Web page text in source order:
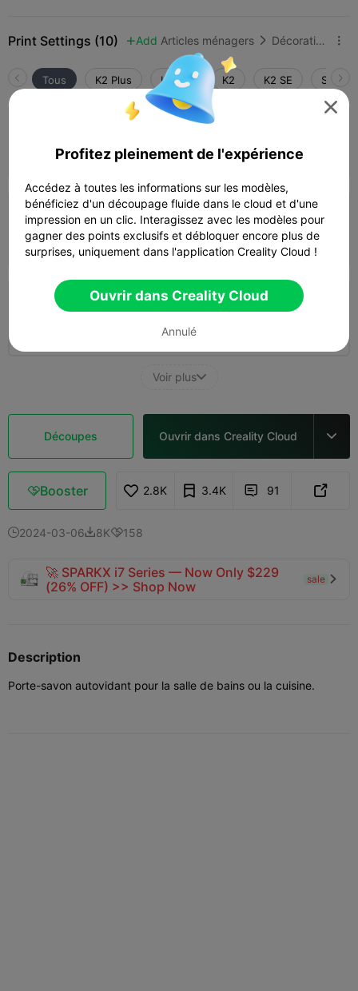
Print Settings (10)  Add Articles ménagers  Décorations et ornements pour la maison 
Tous K2 Plus K2 Pro K2 K2 SE
Couche de 0,2 mm, 2 parois, remplissage
 01h 36m  1 plates  50.61g
Couche de 0,2 mm, 2 parois, remplissage
à 15 %
 01h 36m  1 plates  41.43g

Couche de 0,2 mm, 2 parois, remplissage
01h 42m
Voir plus
Découpes Ouvrir dans Creality Cloud 
Booster 2.8K 3.4K  91 
2024-03-068K158
🚀 SPARKX i7 Series — Now Only $229
(26% OFF) >> Shop Now
sale 
Description
Porte-savon autovidant pour la salle de bains ou la cuisine.

Profitez pleinement de l'expérience
Accédez à toutes les informations sur les modèles,
bénéficiez d'un découpage fluide dans le cloud et d'une
impression en un clic. Interagissez avec les modèles pour
gagner des points exclusifs et débloquer encore plus de
surprises, uniquement dans l'application Creality Cloud !
Ouvrir dans Creality Cloud
Annulé